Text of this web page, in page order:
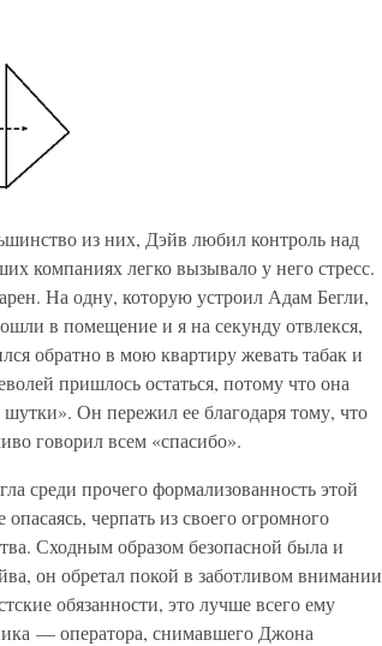
из них, Дэйв любил контроль над
компаниях легко вызывало у него стресс.
На одну, которую устроил Адам Бегли,
в помещение и я на секунду отвлекся,
обратно в мою квартиру жевать табак и
пришлось остаться, потому что она
Он пережил ее благодаря тому, что
говорил всем «спасибо».
среди прочего формализованность этой
черпать из своего огромного
Сходным образом безопасной была и
он обретал покой в заботливом внимании
обязанности, это лучше всего ему
— оператора, снимавшего Джона